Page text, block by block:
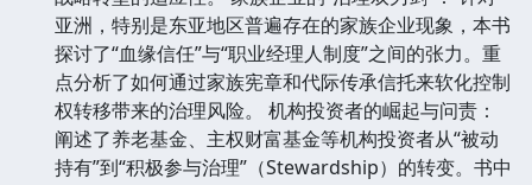
亚洲，特别是东亚地区普遍存在的家族企业现象，本书
探讨了“血缘信任”与“职业经理人制度”之间的张力。重
点分析了如何通过家族宪章和代际传承信托来软化控制
权转移带来的治理风险。 机构投资者的崛起与问责：
阐述了养老基金、主权财富基金等机构投资者从“被动
持有”到“积极参与治理”（Stewardship）的转变。书中